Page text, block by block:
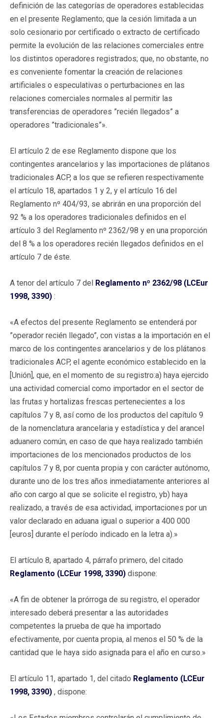
definición de las categorías de operadores establecidas
en el presente Reglamento; que la cesión limitada a un
solo cesionario por certificado o extracto de certificado
permite la evolución de las relaciones comerciales entre
los distintos operadores registrados; que, no obstante, no
es conveniente fomentar la creación de relaciones
artificiales o especulativas o perturbaciones en las
relaciones comerciales normales al permitir las
transferencias de operadores ”recién llegados” a
operadores ”tradicionales”».
El artículo 2 de ese Reglamento dispone que los
contingentes arancelarios y las importaciones de plátanos
tradicionales ACP, a los que se refieren respectivamente
el artículo 18, apartados 1 y 2, y el artículo 16 del
Reglamento nº 404/93, se abrirán en una proporción del
92 % a los operadores tradicionales definidos en el
artículo 3 del Reglamento nº 2362/98 y en una proporción
del 8 % a los operadores recién llegados definidos en el
artículo 7 de éste.
A tenor del artículo 7 del Reglamento nº 2362/98 (LCEur
1998, 3390) :
«A efectos del presente Reglamento se entenderá por
”operador recién llegado”, con vistas a la importación en el
marco de los contingentes arancelarios y de los plátanos
tradicionales ACP, el agente económico establecido en la
[Unión], que, en el momento de su registro:a) haya ejercido
una actividad comercial como importador en el sector de
las frutas y hortalizas frescas pertenecientes a los
capítulos 7 y 8, así como de los productos del capítulo 9
de la nomenclatura arancelaria y estadística y del arancel
aduanero común, en caso de que haya realizado también
importaciones de los mencionados productos de los
capítulos 7 y 8, por cuenta propia y con carácter autónomo,
durante uno de los tres años inmediatamente anteriores al
año con cargo al que se solicite el registro, yb) haya
realizado, a través de esa actividad, importaciones por un
valor declarado en aduana igual o superior a 400 000
[euros] durante el período indicado en la letra a).»
El artículo 8, apartado 4, párrafo primero, del citado
Reglamento (LCEur 1998, 3390) dispone:
«A fin de obtener la prórroga de su registro, el operador
interesado deberá presentar a las autoridades
competentes la prueba de que ha importado
efectivamente, por cuenta propia, al menos el 50 % de la
cantidad que le haya sido asignada para el año en curso.»
El artículo 11, apartado 1, del citado Reglamento (LCEur
1998, 3390) , dispone: